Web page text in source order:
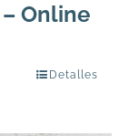
Online
Detalles